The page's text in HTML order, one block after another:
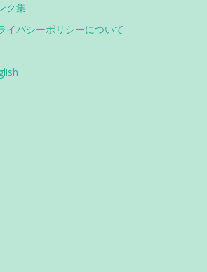
ク集
イバシーポリシーについて